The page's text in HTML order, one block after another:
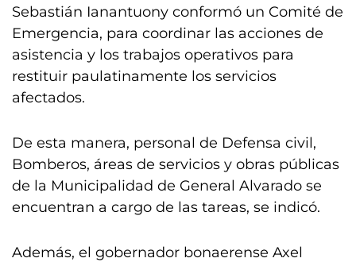
Sebastián Ianantuony conformó un Comité de
Emergencia, para coordinar las acciones de
asistencia y los trabajos operativos para
restituir paulatinamente los servicios
afectados.
De esta manera, personal de Defensa civil,
Bomberos, áreas de servicios y obras públicas
de la Municipalidad de General Alvarado se
encuentran a cargo de las tareas, se indicó.
Además, el gobernador bonaerense Axel